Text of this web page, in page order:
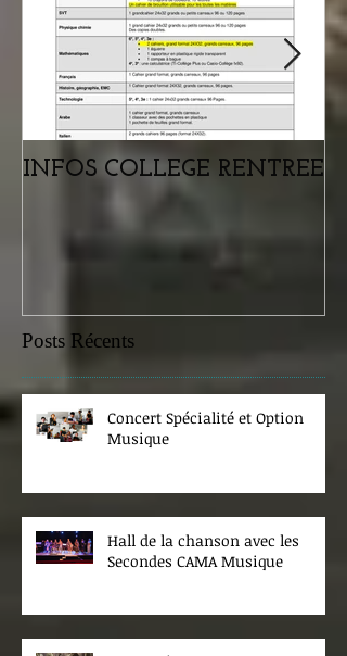
INFOS COLLEGE RENTREE
Posts Récents
Concert Spécialité et Option
Musique
Hall de la chanson avec les
Secondes CAMA Musique